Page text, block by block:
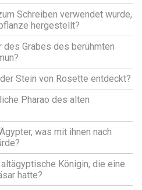
Schreiben verwendet wurde,
hergestellt?
Grabes des berühmten
Stein von Rosette entdeckt?
Pharao des alten
was mit ihnen nach
Königin, die eine
hatte?